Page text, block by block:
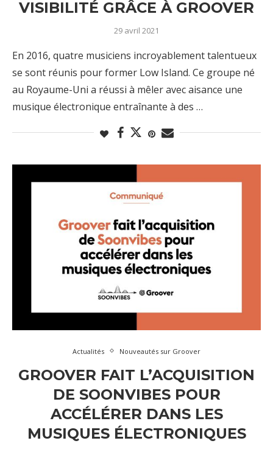
VISIBILITÉ GRÂCE À GROOVER
29 avril 2021
En 2016, quatre musiciens incroyablement talentueux
se sont réunis pour former Low Island. Ce groupe né
au Royaume-Uni a réussi à mêler avec aisance une
musique électronique entraînante à des …
Actualités Nouveautés sur Groover
GROOVER FAIT L’ACQUISITION
DE SOONVIBES POUR
ACCÉLÉRER DANS LES
MUSIQUES ÉLECTRONIQUES